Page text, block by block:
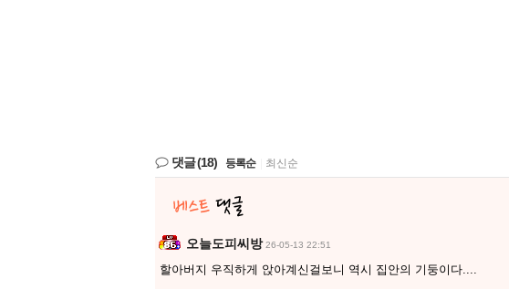
댓글(18) 등록순 최신순
오늘도피씨방 26-05-13 22:51
할아버지 우직하게 앉아계신걸보니 역시 집안의 기둥이다....